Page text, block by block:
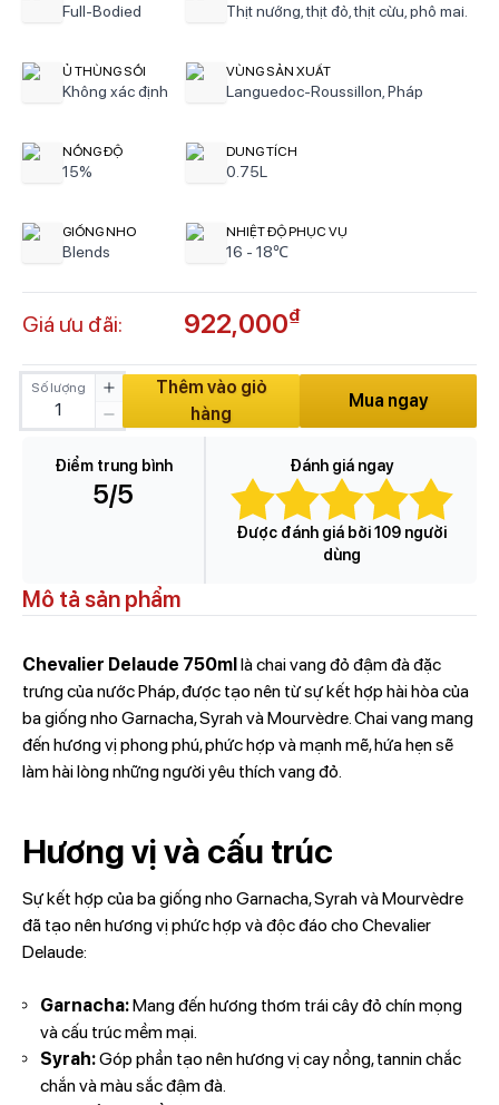
Full-Bodied
Ủ THÙNG SỒI
Không xác định
NỒNG ĐỘ
15%
GIỐNG NHO
Blends
Thịt nướng, thịt đỏ, thịt cừu, phô mai.
VÙNG SẢN XUẤT
Languedoc-Roussillon, Pháp
DUNG TÍCH
0.75L
NHIỆT ĐỘ PHỤC VỤ
16 - 18℃
Giá ưu đãi: 922,000₫
Số lượng
Thêm vào giỏ
hàng
Mua ngay
Điểm trung bình
5/5
Đánh giá ngay
Được đánh giá bởi 109 người
dùng
Mô tả sản phẩm
Chevalier Delaude 750mllà chai vang đỏ đậm đà đặc
trưng của nước Pháp, được tạo nên từ sự kết hợp hài hòa của
ba giống nho Garnacha, Syrah và Mourvèdre. Chai vang mang
đến hương vị phong phú, phức hợp và mạnh mẽ, hứa hẹn sẽ
làm hài lòng những người yêu thích vang đỏ.
Hương vị và cấu trúc
Sự kết hợp của ba giống nho Garnacha, Syrah và Mourvèdre
đã tạo nên hương vị phức hợp và độc đáo cho Chevalier
Delaude:
Garnacha:Mang đến hương thơm trái cây đỏ chín mọng
và cấu trúc mềm mại.
Syrah:Góp phần tạo nên hương vị cay nồng, tannin chắc
chắn và màu sắc đậm đà.